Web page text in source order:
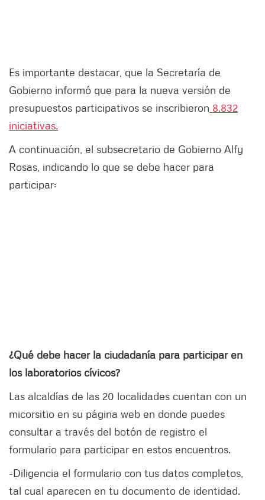
Es importante destacar, que la Secretaría de
Gobierno informó que para la nueva versión de
presupuestos participativos se inscribieron 8.832
iniciativas.
A continuación, el subsecretario de Gobierno Alfy
Rosas, indicando lo que se debe hacer para
participar:
¿Qué debe hacer la ciudadanía para participar en
los laboratorios cívicos?
Las alcaldías de las 20 localidades cuentan con un
micorsitio en su página web en donde puedes
consultar a través del botón de registro el
formulario para participar en estos encuentros.
-Diligencia el formulario con tus datos completos,
tal cual aparecen en tu documento de identidad.